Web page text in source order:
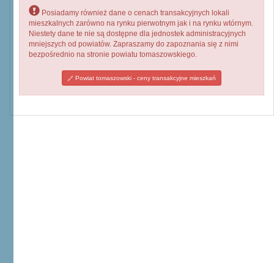
Posiadamy również dane o cenach transakcyjnych lokali
mieszkalnych zarówno na rynku pierwotnym jak i na rynku wtórnym.
Niestety dane te nie są dostępne dla jednostek administracyjnych
mniejszych od powiatów. Zapraszamy do zapoznania się z nimi
bezpośrednio na stronie powiatu tomaszowskiego.
Powiat tomaszowski - ceny transakcyjne mieszkań